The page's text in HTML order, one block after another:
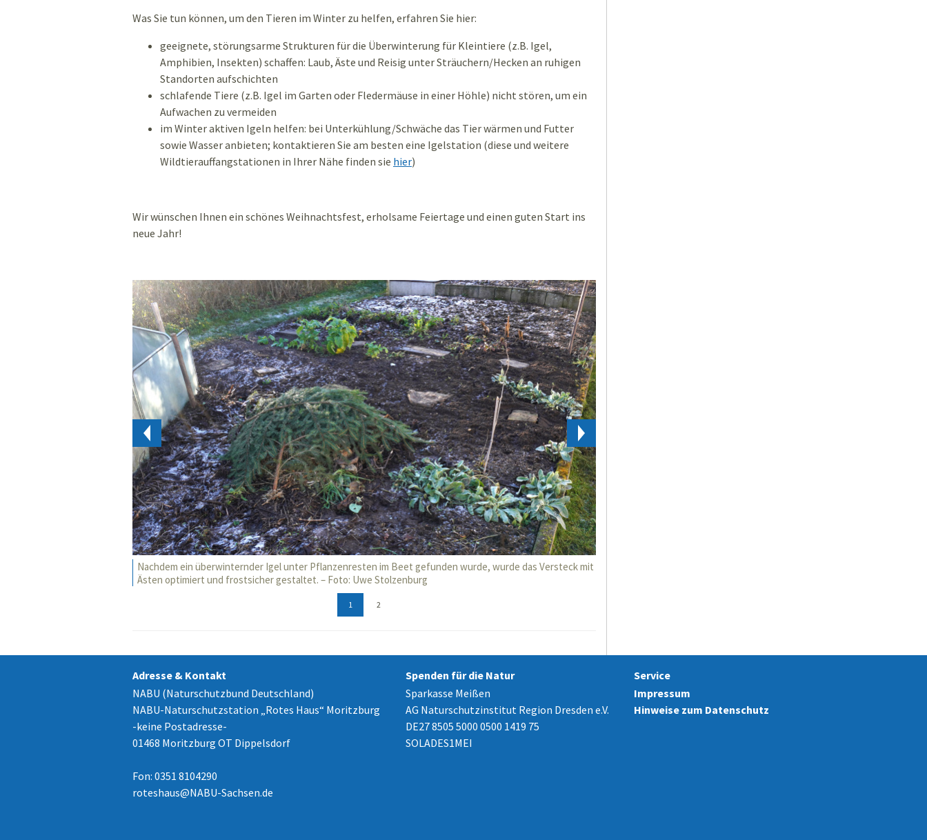
Was Sie tun können, um den Tieren im Winter zu helfen, erfahren Sie hier:
geeignete, störungsarme Strukturen für die Überwinterung für Kleintiere (z.B. Igel,
Amphibien, Insekten) schaffen: Laub, Äste und Reisig unter Sträuchern/Hecken an ruhigen
Standorten aufschichten
schlafende Tiere (z.B. Igel im Garten oder Fledermäuse in einer Höhle) nicht stören, um ein
Aufwachen zu vermeiden
im Winter aktiven Igeln helfen: bei Unterkühlung/Schwäche das Tier wärmen und Futter
sowie Wasser anbieten; kontaktieren Sie am besten eine Igelstation (diese und weitere
Wildtierauffangstationen in Ihrer Nähe finden sie hier)
Wir wünschen Ihnen ein schönes Weihnachtsfest, erholsame Feiertage und einen guten Start ins
neue Jahr!
Nachdem ein überwinternder Igel unter Pflanzenresten im Beet gefunden wurde, wurde das Versteck mit
Ästen optimiert und frostsicher gestaltet. – Foto: Uwe Stolzenburg
1 2
Adresse & Kontakt
NABU (Naturschutzbund Deutschland)
NABU-Naturschutzstation „Rotes Haus“ Moritzburg
-keine Postadresse-
01468 Moritzburg OT Dippelsdorf
Fon: 0351 8104290
roteshaus@NABU-Sachsen.de
Spenden für die Natur
Sparkasse Meißen
AG Naturschutzinstitut Region Dresden e.V.
DE27 8505 5000 0500 1419 75
SOLADES1MEI
Service
Impressum
Hinweise zum Datenschutz